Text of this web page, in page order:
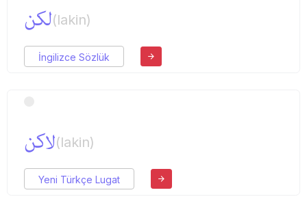
لكن(lakin)
İngilizce Sözlük
لاكن(lakin)
Yeni Türkçe Lugat